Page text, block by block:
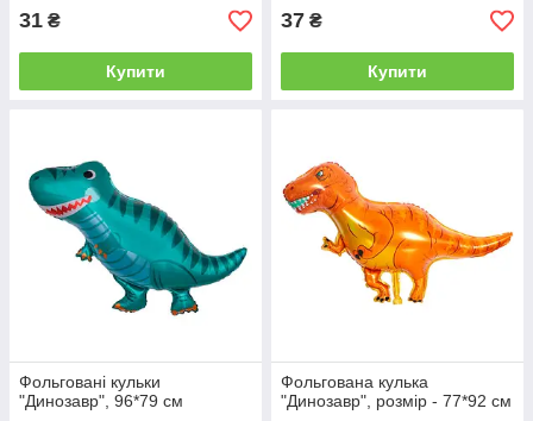
31 ₴
Купити
37 ₴
Купити
Фольговані кульки
"Динозавр", 96*79 см
Фольгована кулька
"Динозавр", розмір - 77*92 см